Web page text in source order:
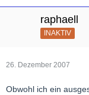
raphaell
INAKTIV
26. Dezember 2007
Obwohl ich ein